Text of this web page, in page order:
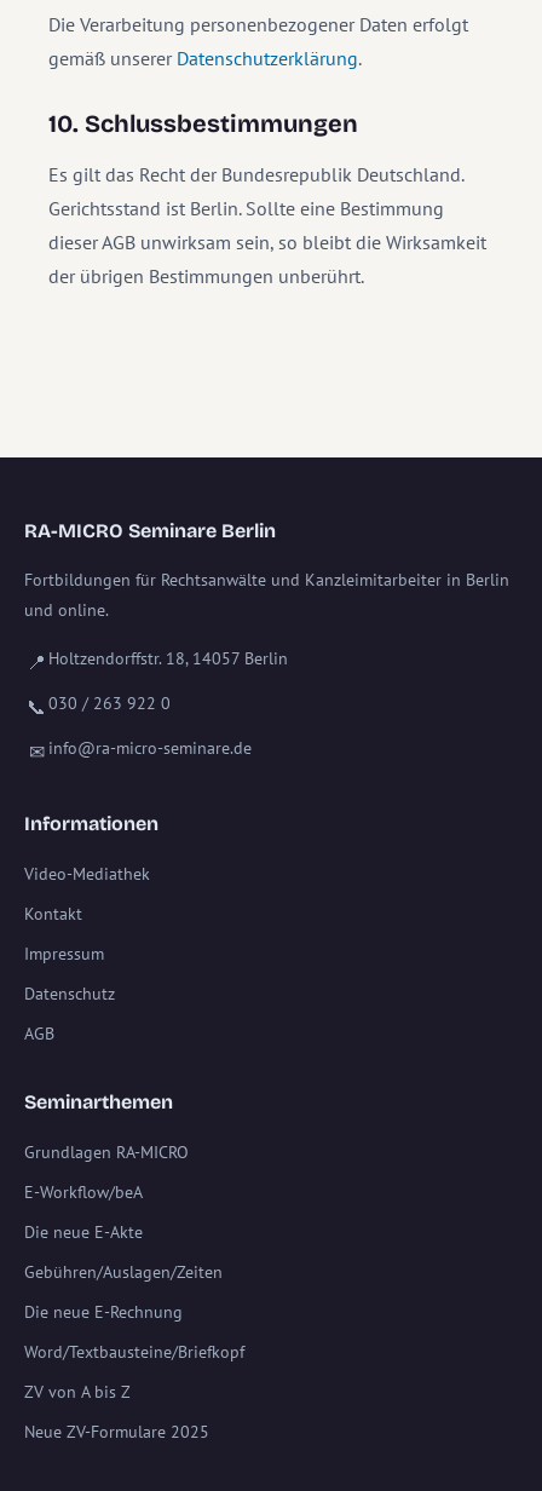
Die Verarbeitung personenbezogener Daten erfolgt
gemäß unserer Datenschutzerklärung.
10. Schlussbestimmungen
Es gilt das Recht der Bundesrepublik Deutschland.
Gerichtsstand ist Berlin. Sollte eine Bestimmung
dieser AGB unwirksam sein, so bleibt die Wirksamkeit
der übrigen Bestimmungen unberührt.
RA-MICRO Seminare Berlin
Fortbildungen für Rechtsanwälte und Kanzleimitarbeiter in Berlin
und online.
📍 Holtzendorffstr. 18, 14057 Berlin
📞 030 / 263 922 0
✉ info@ra-micro-seminare.de
Informationen
Video-Mediathek
Kontakt
Impressum
Datenschutz
AGB
Seminarthemen
Grundlagen RA-MICRO
E-Workflow/beA
Die neue E-Akte
Gebühren/Auslagen/Zeiten
Die neue E-Rechnung
Word/Textbausteine/Briefkopf
ZV von A bis Z
Neue ZV-Formulare 2025